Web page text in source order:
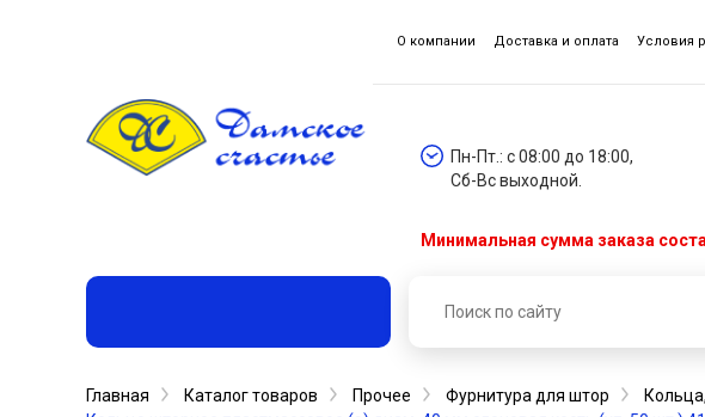
О компании Доставка и оплата Условия
Пн-Пт.: с 08:00 до 18:00,
Сб-Вс выходной.
Минимальная сумма заказа
Главная Каталог товаров Прочее Фурнитура для штор